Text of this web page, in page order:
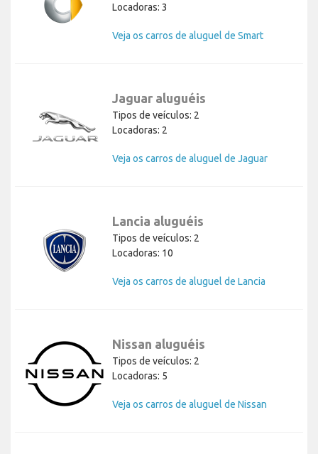
Locadoras: 3
Veja os carros de aluguel de Smart
Jaguar aluguéis
Tipos de veículos: 2
Locadoras: 2
Veja os carros de aluguel de Jaguar
Lancia aluguéis
Tipos de veículos: 2
Locadoras: 10
Veja os carros de aluguel de Lancia
Nissan aluguéis
Tipos de veículos: 2
Locadoras: 5
Veja os carros de aluguel de Nissan